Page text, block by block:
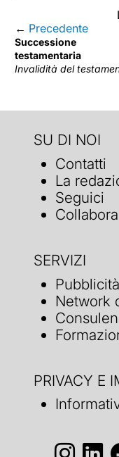
← Precedente
Successione
testamentaria
Invalidità del
SU DI NOI
Contatti
La
Seguici
Collabora
SERVIZI
Pubblicità
Network
PRIVACY E